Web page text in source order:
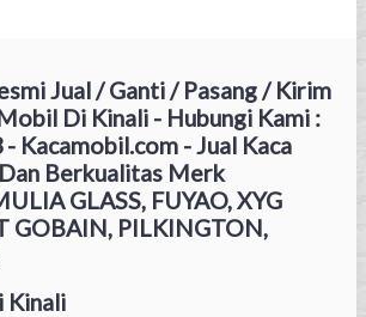
Jual / Ganti / Pasang / Kirim
Di Kinali - Hubungi Kami :
Kacamobil.com - Jual Kaca
Berkualitas Merk
GLASS, FUYAO, XYG
GOBAIN, PILKINGTON,
Kinali